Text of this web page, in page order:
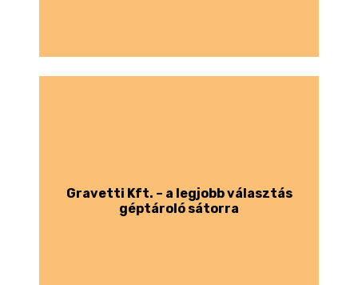
Gravetti Kft. – a legjobb választás
géptároló sátorra